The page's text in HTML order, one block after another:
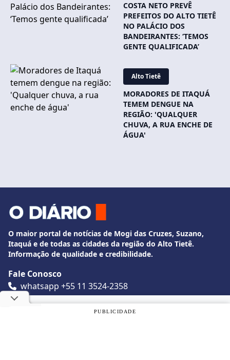
COSTA NETO PREVÊ
PREFEITOS DO ALTO TIETÊ
NO PALÁCIO DOS
BANDEIRANTES: ‘TEMOS
GENTE QUALIFICADA’
Alto Tietê
MORADORES DE ITAQUÁ
TEMEM DENGUE NA
REGIÃO: 'QUALQUER
CHUVA, A RUA ENCHE DE
ÁGUA'
O maior portal de notícias de Mogi das Cruzes, Suzano,
Itaquá e de todas as cidades da região do Alto Tietê.
Informação de qualidade e credibilidade.
Fale Conosco
whatsapp +55 11 3524-2358
diario@odiariodemogi.com.br
O Diário de Mogi. Todos os direitos reservados.
Utilizamos cookies, de acordo com a nossa
PUBLICIDADE